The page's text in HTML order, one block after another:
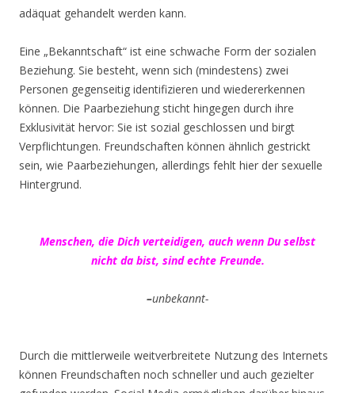
adäquat gehandelt werden kann.
Eine „Bekanntschaft“ ist eine schwache Form der sozialen
Beziehung. Sie besteht, wenn sich (mindestens) zwei
Personen gegenseitig identifizieren und wiedererkennen
können. Die Paarbeziehung sticht hingegen durch ihre
Exklusivität hervor: Sie ist sozial geschlossen und birgt
Verpflichtungen. Freundschaften können ähnlich gestrickt
sein, wie Paarbeziehungen, allerdings fehlt hier der sexuelle
Hintergrund.
Menschen, die Dich verteidigen, auch wenn Du selbst
nicht da bist, sind echte Freunde.
–unbekannt-
Durch die mittlerweile weitverbreitete Nutzung des Internets
können Freundschaften noch schneller und auch gezielter